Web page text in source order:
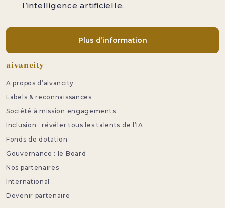
l’intelligence artificielle.
Plus d’information
Pied de page
aivancity
A propos d’aivancity
Labels & reconnaissances
Société à mission engagements
Inclusion : révéler tous les talents de l’IA
Fonds de dotation
Gouvernance : le Board
Nos partenaires
International
Devenir partenaire